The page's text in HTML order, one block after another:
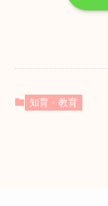
知育・教育